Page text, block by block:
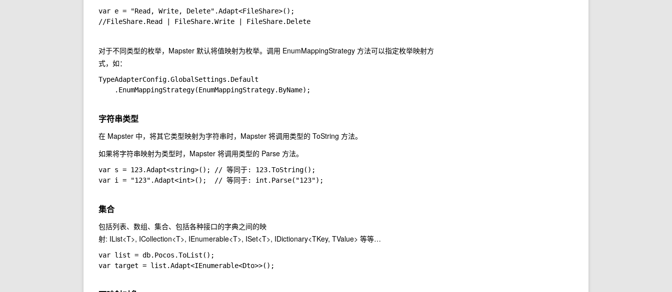
var e = "Read, Write, Delete".Adapt<FileShare>();
//FileShare.Read | FileShare.Write | FileShare.Delete
对于不同类型的枚举，Mapster 默认将值映射为枚举。调用 EnumMappingStrategy 方法可以指定枚举映射方
式，如：
TypeAdapterConfig.GlobalSettings.Default
    .EnumMappingStrategy(EnumMappingStrategy.ByName);
字符串类型
在 Mapster 中，将其它类型映射为字符串时，Mapster 将调用类型的 ToString 方法。
如果将字符串映射为类型时，Mapster 将调用类型的 Parse 方法。
var s = 123.Adapt<string>(); // 等同于: 123.ToString();
var i = "123".Adapt<int>();  // 等同于: int.Parse("123");
集合
包括列表、数组、集合、包括各种接口的字典之间的映
射: IList<T>, ICollection<T>, IEnumerable<T>, ISet<T>, IDictionary<TKey, TValue> 等等…
var list = db.Pocos.ToList();
var target = list.Adapt<IEnumerable<Dto>>();